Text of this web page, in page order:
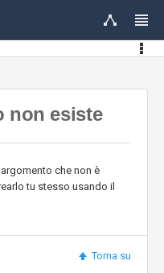
non esiste
che non è
tu stesso usando il
Torna su